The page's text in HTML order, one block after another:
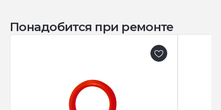
Понадобится при ремонте